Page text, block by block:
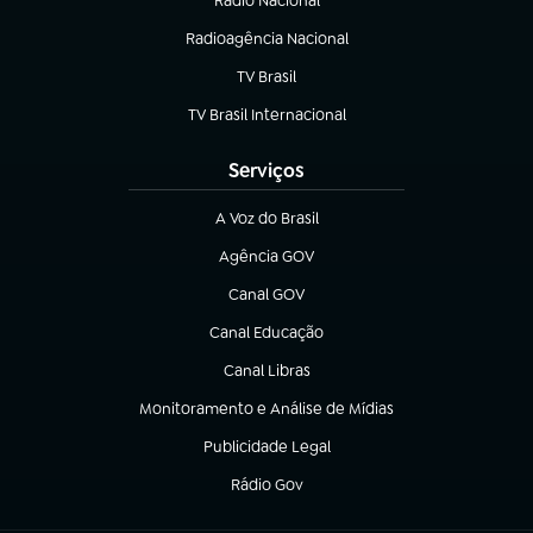
(abre em nova aba)
Radioagência Nacional
(abre em nova aba)
TV Brasil
(abre em nova aba)
TV Brasil Internacional
(abre em nova aba)
Serviços
A Voz do Brasil
(abre em nova aba)
Agência GOV
(abre em nova aba)
Canal GOV
(abre em nova aba)
Canal Educação
(abre em nova aba)
Canal Libras
(abre em nova aba)
Monitoramento e Análise de Mídias
(abre em nova aba)
Publicidade Legal
(abre em nova aba)
Rádio Gov
(abre em nova aba)